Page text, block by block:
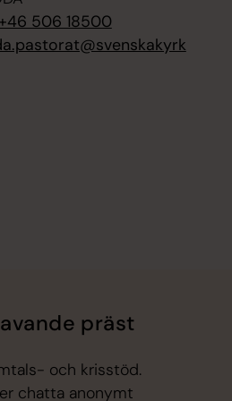
+46 506 18500
präst
och krisstöd.
chatta anonymt